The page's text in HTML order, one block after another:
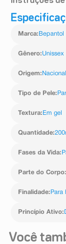
Aplique uma
Massageie
Enxágue bem
saudável.
Marca: Bepantol
Gênero:Unissex
Origem: Nacional
Tipo de Pele:
Textura: Em gel
Quantidade:
Fases da Vida:
Parte do Corpo:
Finalidade: Para
Princípio Ativo:
Você